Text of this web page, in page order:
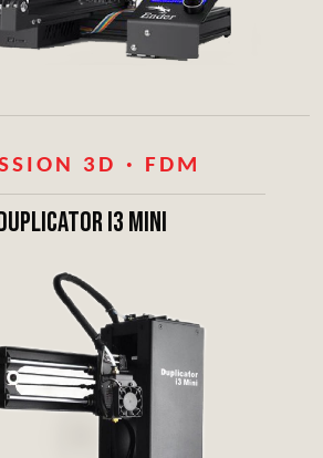
3D · FDM
I3 Mini